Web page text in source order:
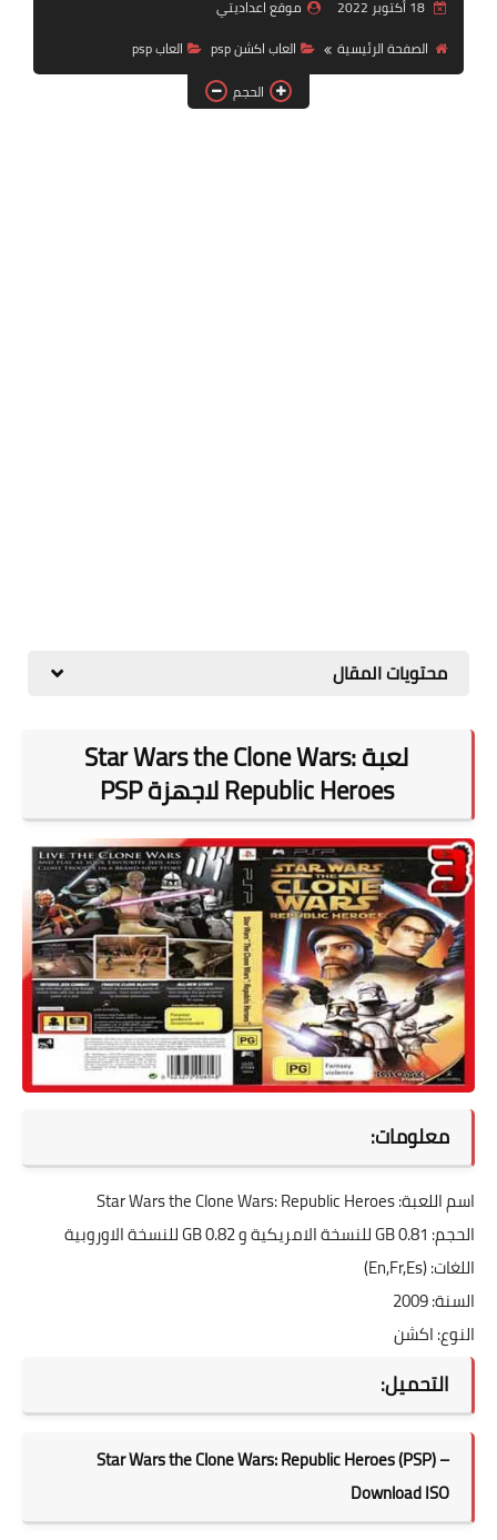
بلايستيشن PS2
18 أكتوبر 2022
موقع اعداديتي
الصفحة الرئيسية
العاب اكشن psp
العاب psp
الحجم
محتويات المقال
لعبة Star Wars the Clone Wars:
Republic Heroes لاجهزة PSP
معلومات:
اسم اللعبة: Star Wars the Clone Wars: Republic Heroes
الحجم: 0.81 GB للنسخة الامريكية و 0.82 GB للنسخة الاوروبية
اللغات: (En,Fr,Es)
السنة: 2009
النوع: اكشن
التحميل:
Star Wars the Clone Wars: Republic Heroes (PSP) –
Download ISO